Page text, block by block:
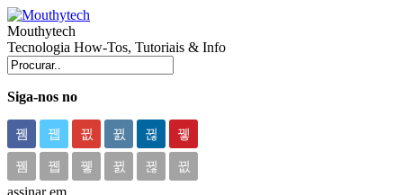
Mouthytech
Tecnologia How-Tos, Tutoriais & Info
Siga-nos no
assinar em